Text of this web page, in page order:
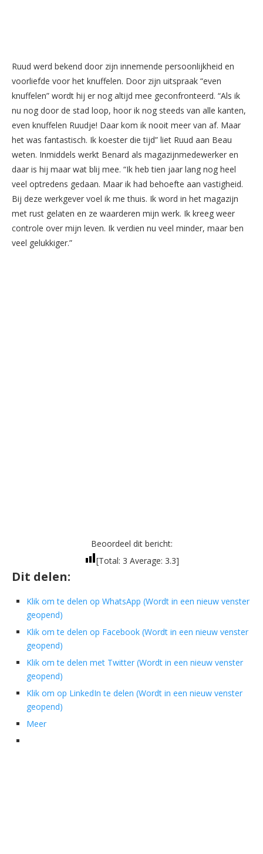
Ruud werd bekend door zijn innemende persoonlijkheid en
voorliefde voor het knuffelen. Door zijn uitspraak “even
knuffelen” wordt hij er nog altijd mee geconfronteerd. “Als ik
nu nog door de stad loop, hoor ik nog steeds van alle kanten,
even knuffelen Ruudje! Daar kom ik nooit meer van af. Maar
het was fantastisch. Ik koester die tijd” liet Ruud aan Beau
weten. Inmiddels werkt Benard als magazijnmedewerker en
daar is hij maar wat blij mee. “Ik heb tien jaar lang nog heel
veel optredens gedaan. Maar ik had behoefte aan vastigheid.
Bij deze werkgever voel ik me thuis. Ik word in het magazijn
met rust gelaten en ze waarderen mijn werk. Ik kreeg weer
controle over mijn leven. Ik verdien nu veel minder, maar ben
veel gelukkiger.”
Beoordeel dit bericht:
[Total: 3 Average: 3.3]
Dit delen:
Klik om te delen op WhatsApp (Wordt in een nieuw venster
geopend)
Klik om te delen op Facebook (Wordt in een nieuw venster
geopend)
Klik om te delen met Twitter (Wordt in een nieuw venster
geopend)
Klik om op LinkedIn te delen (Wordt in een nieuw venster
geopend)
Meer